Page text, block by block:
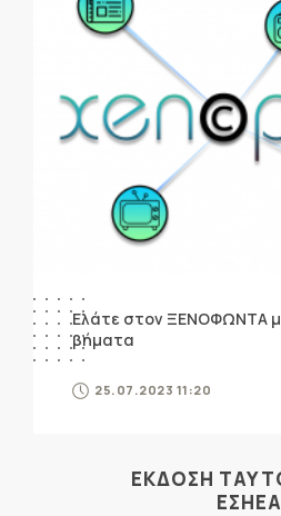
Ελάτε στον ΞΕΝΟΦΩΝΤΑ
βήματα
25.07.2023 11:20
ΕΚΔΟΣΗ
ΕΣΗΕΑ